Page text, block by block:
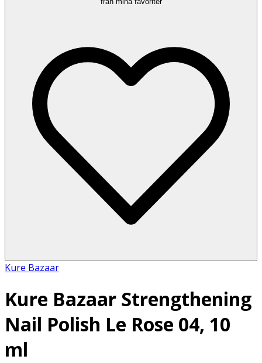
Kure Bazaar
Kure Bazaar Strengthening
Nail Polish Le Rose 04, 10
ml